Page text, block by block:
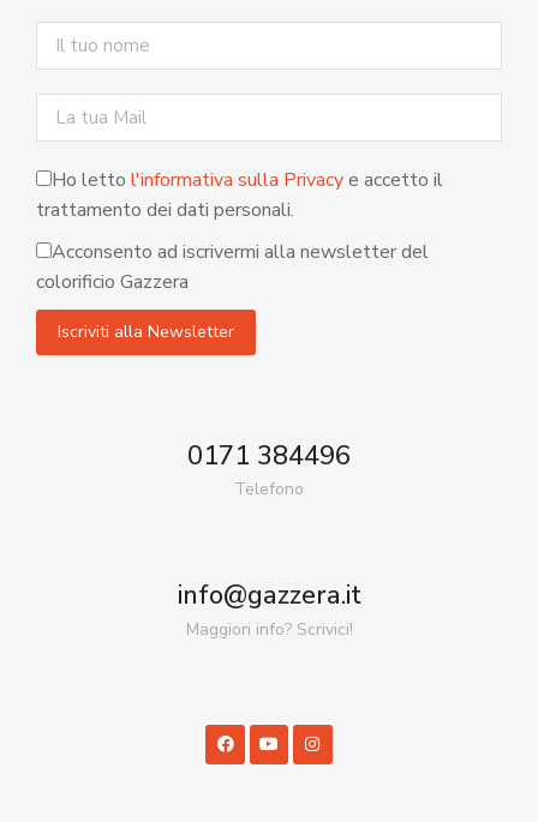
Ho letto l'informativa sulla Privacye accetto il
trattamento dei dati personali.
Acconsento ad iscrivermi alla newsletter del
colorificio Gazzera
0171 384496
Telefono
info@gazzera.it
Maggiori info? Scrivici!